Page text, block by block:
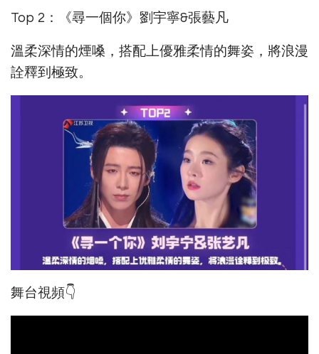
Top 2：《尋一個你》劉宇寧&張藝凡
溫柔深情的煙嗓，搭配上優雅柔情的舞姿，將浪漫
詮釋到極致。
舞台視頻👇